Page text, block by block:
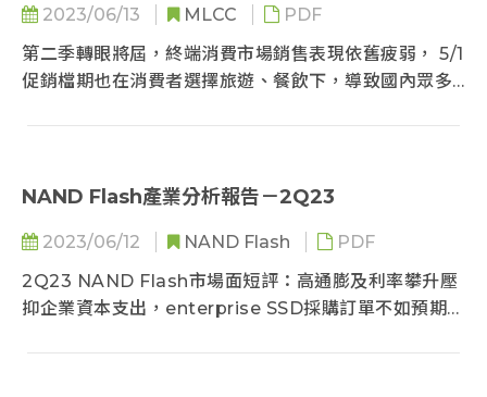
2023/06/13 MLCC
PDF
第二季轉眼將屆，終端消費市場銷售表現依舊疲弱， 5/1
促銷檔期也在消費者選擇旅遊、餐飲下，導致國內眾多
NAND Flash產業分析報告－2Q23
2023/06/12 NAND Flash
PDF
2Q23 NAND Flash市場面短評：高通膨及利率攀升壓
抑企業資本支出，enterprise SSD採購訂單不如預期下